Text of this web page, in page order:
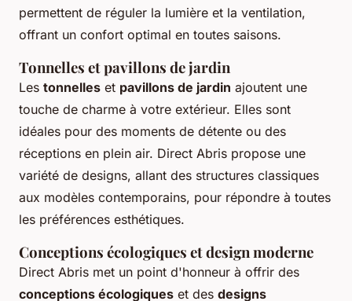
permettent de réguler la lumière et la ventilation,
offrant un confort optimal en toutes saisons.
Tonnelles et pavillons de jardin
Les tonnelles et pavillons de jardin ajoutent une
touche de charme à votre extérieur. Elles sont
idéales pour des moments de détente ou des
réceptions en plein air. Direct Abris propose une
variété de designs, allant des structures classiques
aux modèles contemporains, pour répondre à toutes
les préférences esthétiques.
Conceptions écologiques et design moderne
Direct Abris met un point d'honneur à offrir des
conceptions écologiques et des designs